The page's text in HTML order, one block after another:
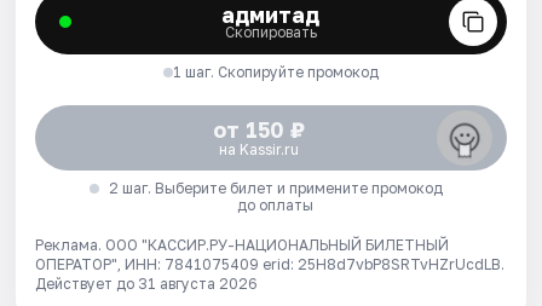
адмитад
Скопировать
1 шаг. Скопируйте промокод
от 150 ₽
на Kassir.ru
2 шаг. Выберите билет и примените промокод
до оплаты
Реклама. ООО "КАССИР.РУ-НАЦИОНАЛЬНЫЙ БИЛЕТНЫЙ
ОПЕРАТОР", ИНН: 7841075409 erid: 25H8d7vbP8SRTvHZrUcdLB.
Действует до 31 августа 2026